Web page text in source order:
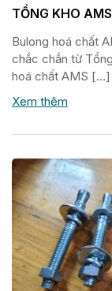
TỔNG KHO
Bulong hoá chất
chắc chắn từ
hoá chất AMS […]
Xem thêm